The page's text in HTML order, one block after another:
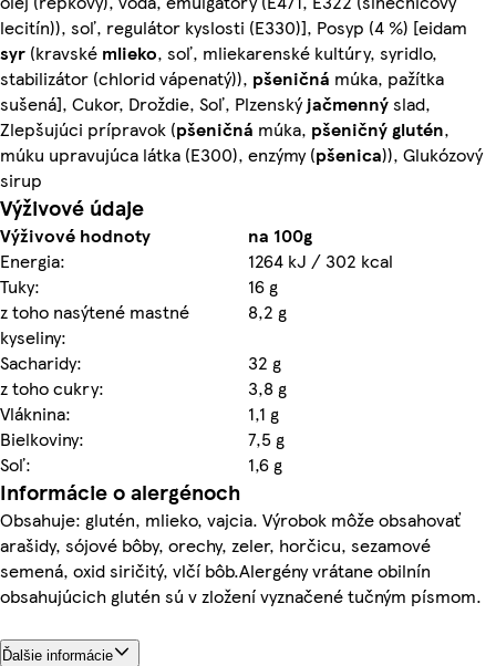
lecitín)), soľ, regulátor kyslosti (E330)], Posyp (4 %) [eidam
syr (kravské mlieko, soľ, mliekarenské kultúry, syridlo,
stabilizátor (chlorid vápenatý)), pšeničná múka, pažítka
sušená], Cukor, Droždie, Soľ, Plzenskýjačmennýslad,
Zlepšujúci prípravok (pšeničná múka, pšeničnýglutén,
múku upravujúca látka (E300), enzýmy (pšenica)), Glukózový
sirup
Výživové údaje
Výživové hodnoty
na 100g
Energia:
1264 kJ / 302 kcal
Tuky:
16 g
z toho nasýtené mastné
kyseliny:
8,2 g
Sacharidy:
32 g
z toho cukry:
3,8 g
Vláknina:
1,1 g
Bielkoviny:
7,5 g
Soľ:
1,6 g
Informácie o alergénoch
Obsahuje: glutén, mlieko, vajcia. Výrobok môže obsahovať
arašidy, sójové bôby, orechy, zeler, horčicu, sezamové
semená, oxid siričitý, vlčí bôb.Alergény vrátane obilnín
obsahujúcich glutén sú v zložení vyznačené tučným písmom.
Ďalšie informácie